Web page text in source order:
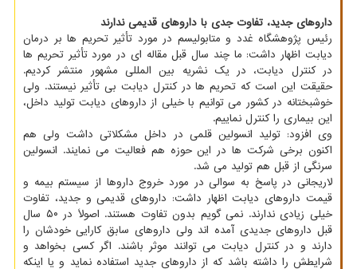
داروهای جدید، تفاوت جدی با داروهای قدیمی ندارند
رئیس پژوهشگاه غدد و متابولیسم در مورد تأثیر تحریم ها بر درمان
دیابت اظهار داشت: ما چند سال قبل مقاله ای در مورد تأثیر تحریم ها
در کنترل دیابت، در یک نشریه بین المللی مشهور منتشر کردیم.
حقیقت این است که تحریم ها در کنترل دیابت بی تأثیر نیستند. ولی
خوشبختانه در کشور می توانیم با خیلی از داروهای دیابت تولید داخل،
این بیماری را کنترل نماییم.
وی افزود: تولید انسولین قلمی در داخل مشکلاتی داشت ولی هم
اکنون برخی شرکت ها در این حوزه هم فعالیت می نمایند. انسولین
سرنگی از قبل هم تولید می شد.
لاریجانی در پاسخ به سوالی در مورد خروج داروها از سیستم بیمه و
قیمت داروهای دیابت اظهار داشت: داروهای قدیمی و جدید، تفاوت
خیلی زیادی ندارند. نمی گویم بدون تفاوت هستند. اصولاً در ۵۰ سال
قبل داروهای جدیدی آمده اند ولی داروهای سابق کارایی خودشان را
دارند و در کنترل دیابت می توانند موثر باشند. اگر کسی بخواهد و
شرایطش را داشته باشد که از داروهای جدید استفاده نماید و یا اینکه